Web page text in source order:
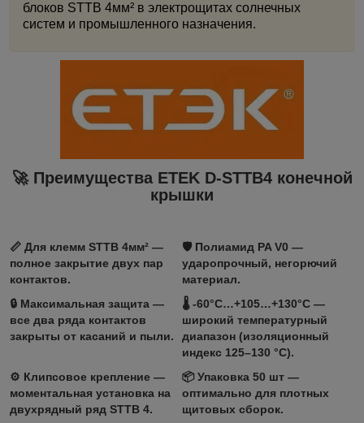
блоков STTB 4мм² в электрощитах солнечных
систем и промышленного назначения.
🚀 Преимущества ETEK D-STTB4конечной
крышки
📏 Для клемм STTB 4мм² —
полное закрытие двух пар
контактов.
🛡️ Полиамид PA V0 —
ударопрочный, негорючий
материал.
🔒 Максимальная защита —
все два ряда контактов
закрыты от касаний и пыли.
🌡️‑60°C…+105…+130°C —
широкий температурный
диапазон (изоляционный
индекс 125–130 °C).
⚙️ Клипсовое крепление —
моментальная установка на
двухрядный ряд STTB 4.
📦Упаковка 50 шт —
оптимально для плотных
щитовых сборок.